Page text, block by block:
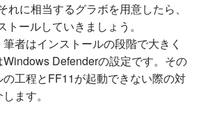
れに相当するグラボを用意したら、
ールしていきましょう。
者はインストールの段階で大きく
Defenderの設定です。その
工程とFF11が起動できない際の対
ます。